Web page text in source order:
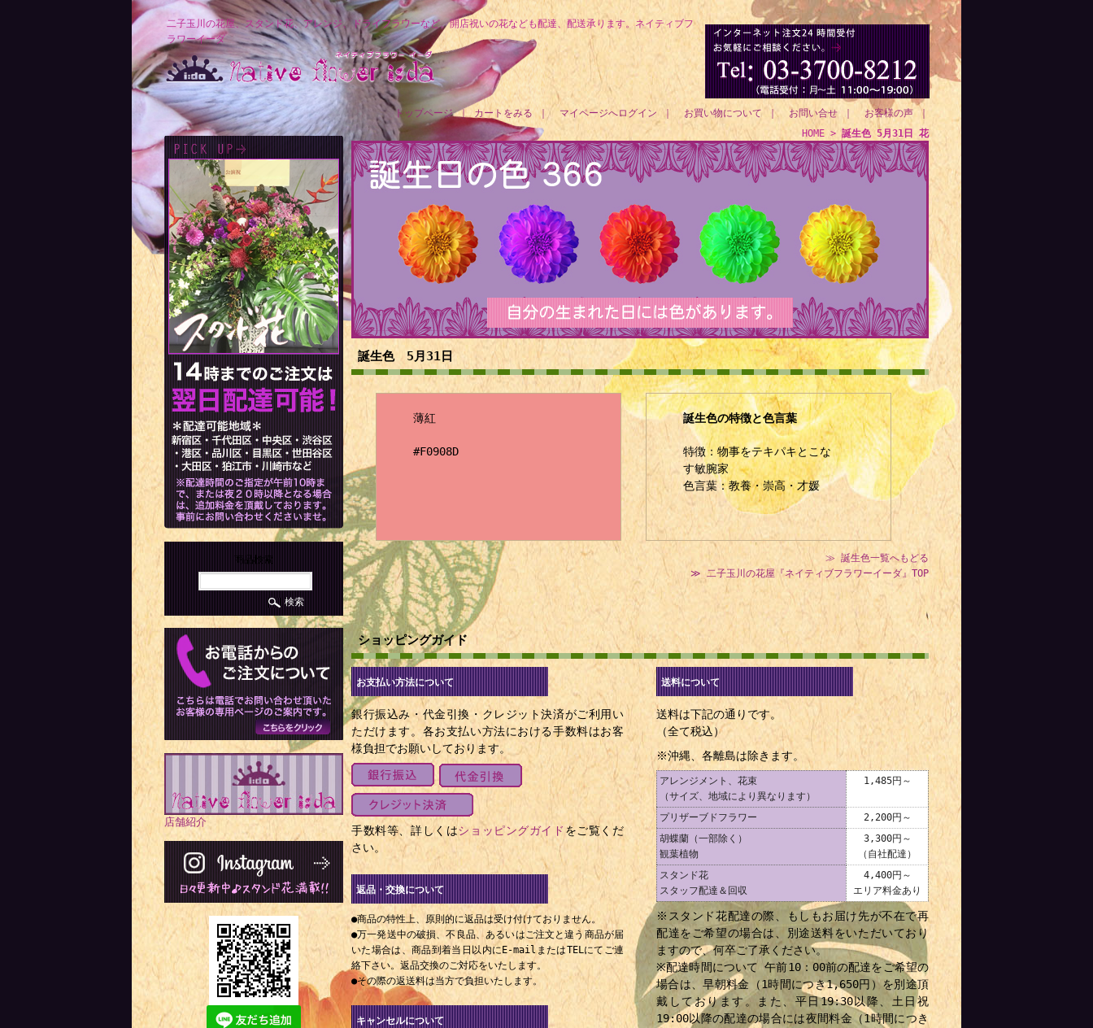
二子玉川の花屋、スタンド花、アレンジ、ドライフラワーなど、開店祝いの花なども配達、配送承ります。ネイティブフ
ラワーイーダ
トップページ｜ カートをみる｜ マイページへログイン ｜ お買い物について ｜ お問い合せ お客様の声 ｜
HOME >誕生色 5月31日 花
誕生色 5月31日
薄紅
#F0908D
誕生色の特徴と色言葉
特徴：物事をテキパキとこな
す敏腕家
色言葉：教養・崇高・才媛
≫ 誕生色一覧へもどる
≫ 二子玉川の花屋『ネイティブフラワーイーダ』TOP
ショッピングガイド
お支払い方法について
銀行振込み・代金引換・クレジット決済がご利用い
ただけます。各お支払い方法における手数料はお客
様負担でお願いしております。
手数料等、詳しくはショッピングガイドをご覧くだ
さい。
返品・交換について
●商品の特性上、原則的に返品は受け付けておりません。
●万一発送中の破損、不良品、あるいはご注文と違う商品が届
いた場合は、商品到着当日以内にE-mailまたはTELにてご連
絡下さい。返品交換のご対応をいたします。
●その際の返送料は当方で負担いたします。
キャンセルについて
送料について
送料は下記の通りです。
（全て税込）
※沖縄、各離島は除きます。
アレンジメント、花束
（サイズ、地域により異なります）
1,485円～
プリザーブドフラワー
2,200円～
胡蝶蘭（一部除く）
観葉植物
3,300円～
（自社配達）
スタンド花
スタッフ配達＆回収
4,400円～
エリア料金あり
※スタンド花配達の際、もしもお届け先が不在で再
配達をご希望の場合は、別途送料をいただいており
ますので、何卒ご了承ください。
※配達時間について 午前10：00前の配達をご希望の
場合は、早朝料金（1時間につき1,650円）を別途頂
戴しております。また、平日19:30以降、土日祝
19:00以降の配達の場合には夜間料金（1時間につき
商品検索
店舗紹介